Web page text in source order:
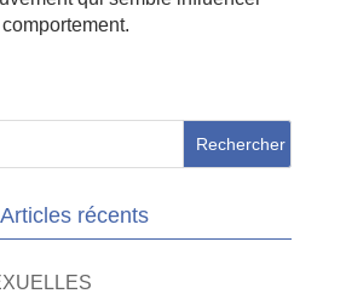
Articles récents